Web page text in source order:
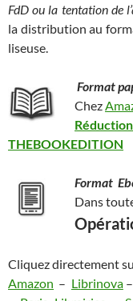
FdD ou la tentation de
la distribution au
liseuse.
Format
Chez
THEBOOKEDITION
Format
Dans
Cliquez directement
Amazon – Librinova